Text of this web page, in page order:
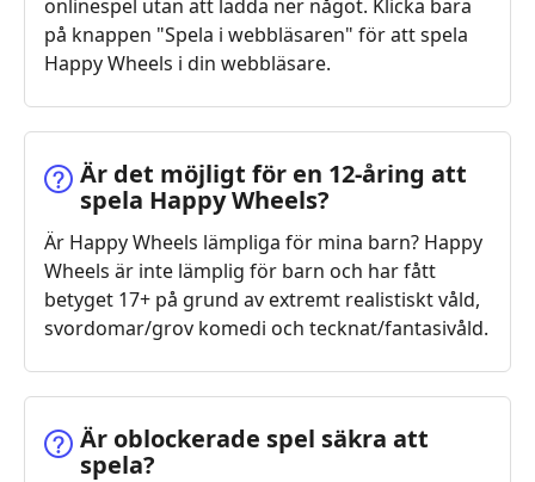
onlinespel utan att ladda ner något. Klicka bara
på knappen "Spela i webbläsaren" för att spela
Happy Wheels i din webbläsare.
Är det möjligt för en 12-åring att
spela Happy Wheels?
Är Happy Wheels lämpliga för mina barn? Happy
Wheels är inte lämplig för barn och har fått
betyget 17+ på grund av extremt realistiskt våld,
svordomar/grov komedi och tecknat/fantasivåld.
Är oblockerade spel säkra att
spela?